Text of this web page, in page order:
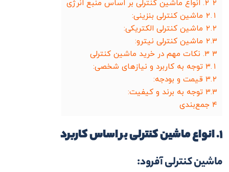
۲.۱ ماشین کنترلی بنزینی:
۲.۲ ماشین کنترلی الکتریکی:
۲.۳ ماشین کنترلی نیترو:
۳
۳.۱ توجه به کاربرد و نیازهای شخصی:
۳.۲ قیمت و بودجه:
۳.۳ توجه به برند و کیفیت:
۴ جمع‌بندی
۱. انواع ماشین کنترلی بر اساس کاربرد
ماشین کنترلی آفرود: